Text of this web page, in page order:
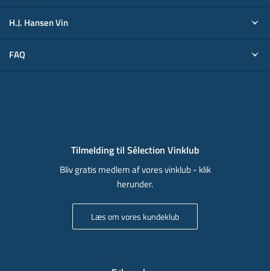
H.J. Hansen Vin
FAQ
Tilmelding til Sélection Vinklub
Bliv gratis medlem af vores vinklub - klik
herunder.
Læs om vores kundeklub